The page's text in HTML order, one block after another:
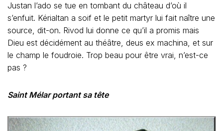
Justan l’ado se tue en tombant du château d’où il
s’enfuit. Kérialtan a soif et le petit martyr lui fait naître une
source, dit-on. Rivod lui donne ce qu’il a promis mais
Dieu est décidément au théâtre, deus ex machina, et sur
le champ le foudroie. Trop beau pour être vrai, n’est-ce
pas ?
Saint Mélar portant sa tête